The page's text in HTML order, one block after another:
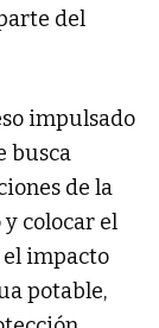
del
impulsado
busca
de la
colocar el
impacto
potable,